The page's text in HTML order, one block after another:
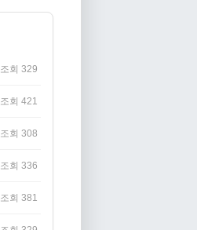
조회 329
조회 421
조회 308
조회 336
조회 381